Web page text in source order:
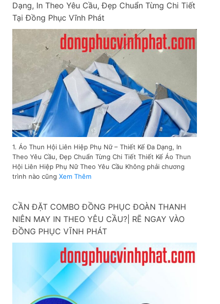
Dạng, In Theo Yêu Cầu, Đẹp Chuẩn Từng Chi Tiết
Tại Đồng Phục Vĩnh Phát
1. Áo Thun Hội Liên Hiệp Phụ Nữ – Thiết Kế Đa Dạng, In
Theo Yêu Cầu, Đẹp Chuẩn Từng Chi Tiết Thiết Kế Áo Thun
Hội Liên Hiệp Phụ Nữ Theo Yêu Cầu Không phải chương
trình nào cũng Xem Thêm
CẦN ĐẶT COMBO ĐỒNG PHỤC ĐOÀN THANH
NIÊN MAY IN THEO YÊU CẦU?| RẼ NGAY VÀO
ĐỒNG PHỤC VĨNH PHÁT